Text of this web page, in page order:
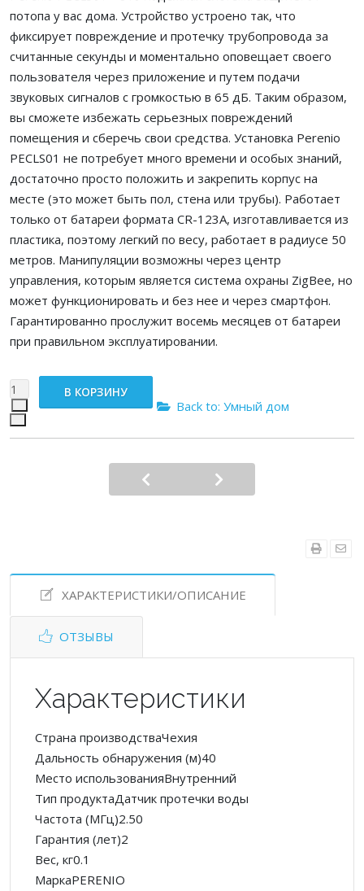
потопа у вас дома. Устройство устроено так, что
фиксирует повреждение и протечку трубопровода за
считанные секунды и моментально оповещает своего
пользователя через приложение и путем подачи
звуковых сигналов с громкостью в 65 дБ. Таким образом,
вы сможете избежать серьезных повреждений
помещения и сберечь свои средства. Установка Perenio
PECLS01 не потребует много времени и особых знаний,
достаточно просто положить и закрепить корпус на
месте (это может быть пол, стена или трубы). Работает
только от батареи формата CR-123A, изготавливается из
пластика, поэтому легкий по весу, работает в радиусе 50
метров. Манипуляции возможны через центр
управления, которым является система охраны ZigBee, но
может функционировать и без нее и через смартфон.
Гарантированно прослужит восемь месяцев от батареи
при правильном эксплуатировании.
Back to: Умный дом
ХАРАКТЕРИСТИКИ/ОПИСАНИЕ
ОТЗЫВЫ
Характеристики
Страна производстваЧехия
Дальность обнаружения (м)40
Место использованияВнутренний
Тип продуктаДатчик протечки воды
Частота (МГц)2.50
Гарантия (лет)2
Вес, кг0.1
МаркаPERENIO